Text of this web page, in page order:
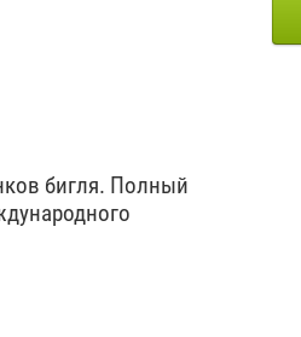
бигля. Полный